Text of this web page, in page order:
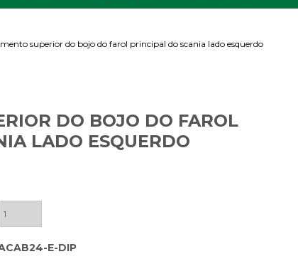
superior do bojo do farol principal do scania lado esquerdo
DO BOJO DO FAROL
LADO ESQUERDO
E-DIP